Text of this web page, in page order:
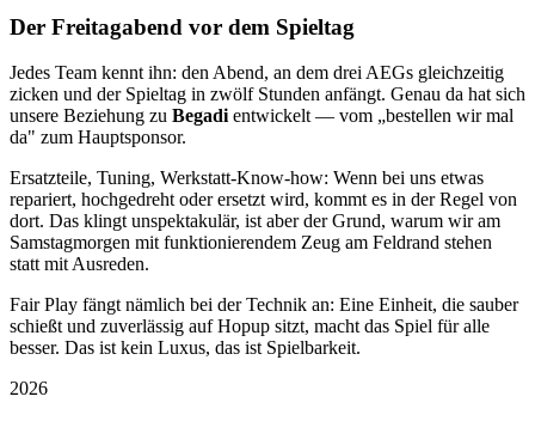
Der Freitagabend vor dem Spieltag
Jedes Team kennt ihn: den Abend, an dem drei AEGs gleichzeitig
zicken und der Spieltag in zwölf Stunden anfängt. Genau da hat sich
unsere Beziehung zu Begadientwickelt — vom „bestellen wir mal
da" zum Hauptsponsor.
Ersatzteile, Tuning, Werkstatt-Know-how: Wenn bei uns etwas
repariert, hochgedreht oder ersetzt wird, kommt es in der Regel von
dort. Das klingt unspektakulär, ist aber der Grund, warum wir am
Samstagmorgen mit funktionierendem Zeug am Feldrand stehen
statt mit Ausreden.
Fair Play fängt nämlich bei der Technik an: Eine Einheit, die sauber
schießt und zuverlässig auf Hopup sitzt, macht das Spiel für alle
besser. Das ist kein Luxus, das ist Spielbarkeit.
2026